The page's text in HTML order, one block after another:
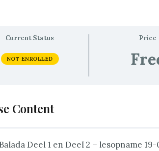
Current Status
NOT ENROLLED
Price
Content
Balada Deel 1 en Deel 2 – lesopname 19-